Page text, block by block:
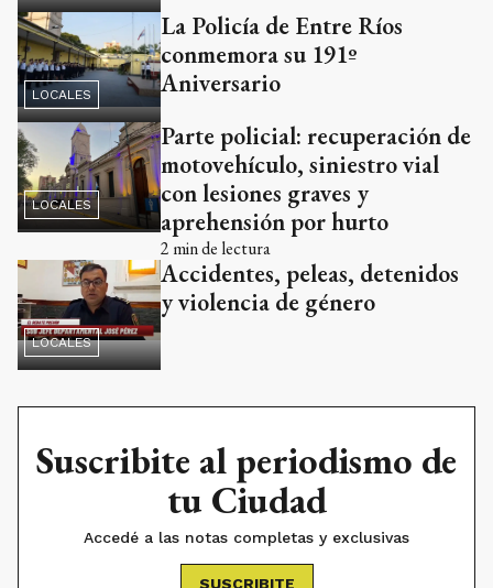
LOCALES
La Policía de Entre Ríos
conmemora su 191º
Aniversario
LOCALES
Parte policial: recuperación de
motovehículo, siniestro vial
con lesiones graves y
aprehensión por hurto
2 min de lectura
LOCALES
Accidentes, peleas, detenidos
y violencia de género
Suscribite al periodismo de
tu Ciudad
Accedé a las notas completas y exclusivas
SUSCRIBITE